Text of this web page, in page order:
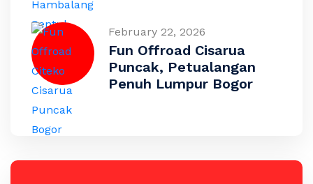
February 22, 2026
Fun Offroad Cisarua
Puncak, Petualangan
Penuh Lumpur Bogor